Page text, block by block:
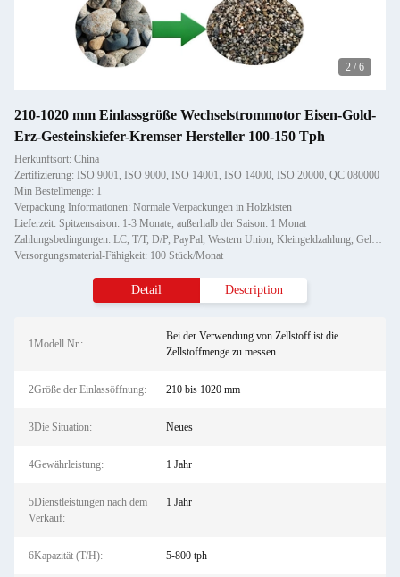
2 / 6
210-1020 mm Einlassgröße Wechselstrommotor Eisen-Gold-
Erz-Gesteinskiefer-Kremser Hersteller 100-150 Tph
Herkunftsort: China
Zertifizierung: ISO 9001, ISO 9000, ISO 14001, ISO 14000, ISO 20000, QC 080000
Min Bestellmenge: 1
Verpackung Informationen: Normale Verpackungen in Holzkisten
Lieferzeit: Spitzensaison: 1-3 Monate, außerhalb der Saison: 1 Monat
Zahlungsbedingungen: LC, T/T, D/P, PayPal, Western Union, Kleingeldzahlung, Geldgramm
Versorgungsmaterial-Fähigkeit: 100 Stück/Monat
Detail Description
1Modell Nr.:
Bei der Verwendung von Zellstoff ist die
Zellstoffmenge zu messen.
2Größe der Einlassöffnung: 210 bis 1020 mm
3Die Situation: Neues
4Gewährleistung: 1 Jahr
5Dienstleistungen nach dem
Verkauf:
1 Jahr
6Kapazität (T/H): 5-800 tph